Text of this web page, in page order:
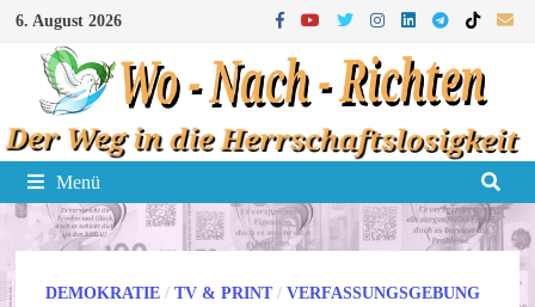
Zum
Inhalt
springen
6. August 2026
Menü
DEMOKRATIE /TV & PRINT/VERFASSUNGSGEBUNG